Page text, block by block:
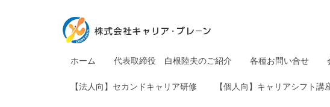
ホーム 代表取締役 白根陸夫のご紹介 各種お問い合せ
【法人向】セカンドキャリア研修 【個人向】キャリアシフト講